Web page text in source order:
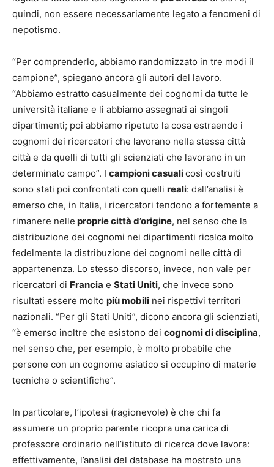
quindi, non essere necessariamente legato a fenomeni di
nepotismo.
“Per comprenderlo, abbiamo randomizzato in tre modi il
campione”, spiegano ancora gli autori del lavoro.
“Abbiamo estratto casualmente dei cognomi da tutte le
università italiane e li abbiamo assegnati ai singoli
dipartimenti; poi abbiamo ripetuto la cosa estraendo i
cognomi dei ricercatori che lavorano nella stessa città
città e da quelli di tutti gli scienziati che lavorano in un
determinato campo”. I campioni casualicosì costruiti
sono stati poi confrontati con quelli reali: dall’analisi è
emerso che, in Italia, i ricercatori tendono a fortemente a
rimanere nelle proprie città d’origine, nel senso che la
distribuzione dei cognomi nei dipartimenti ricalca molto
fedelmente la distribuzione dei cognomi nelle città di
appartenenza. Lo stesso discorso, invece, non vale per
ricercatori di Francia e Stati Uniti, che invece sono
risultati essere molto più mobili nei rispettivi territori
nazionali. “Per gli Stati Uniti”, dicono ancora gli scienziati,
“è emerso inoltre che esistono dei cognomi di disciplina,
nel senso che, per esempio, è molto probabile che
persone con un cognome asiatico si occupino di materie
tecniche o scientifiche”.
In particolare, l’ipotesi (ragionevole) è che chi fa
assumere un proprio parente ricopra una carica di
professore ordinario nell’istituto di ricerca dove lavora:
effettivamente, l’analisi del database ha mostrato una